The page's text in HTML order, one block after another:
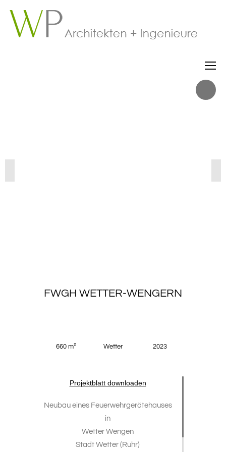
FWGH WETTER-WENGERN
660 m² Wetter 2023
Projektblatt downloaden
Neubau eines Feuerwehrgerätehauses
in
Wetter Wengen
Stadt Wetter (Ruhr)